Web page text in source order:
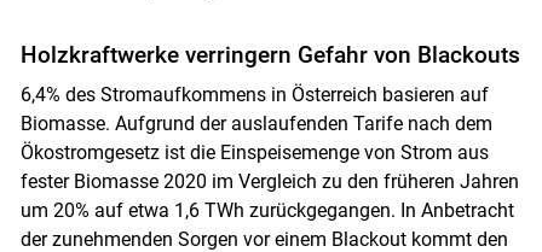
Holzkraftwerke verringern Gefahr von Blackouts
6,4% des Stromaufkommens in Österreich basieren auf
Biomasse. Aufgrund der auslaufenden Tarife nach dem
Ökostromgesetz ist die Einspeisemenge von Strom aus
fester Biomasse 2020 im Vergleich zu den früheren Jahren
um 20% auf etwa 1,6 TWh zurückgegangen. In Anbetracht
der zunehmenden Sorgen vor einem Blackout kommt den